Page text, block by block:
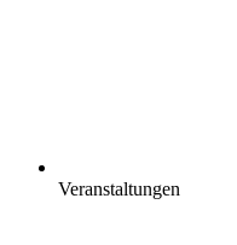
Veranstaltungen